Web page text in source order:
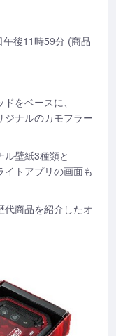
後11時59分 (商品
をベースに、
ナルのカモフラー
壁紙3種類と
トアプリの画面も
商品を紹介したオ